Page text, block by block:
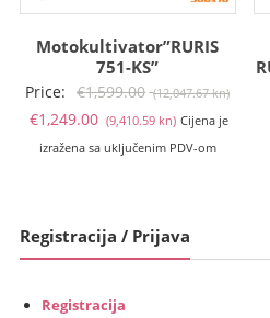
Motokultivator”RURIS
751-KS”
Price: €1,599.00 (12,047.67 kn)
kn).
€1,249.00 (9,410.59 kn)Trenutna
cijena
kn).
Cijena je
izražena sa uključenim PDV-om
Registracija / Prijava
Registracija